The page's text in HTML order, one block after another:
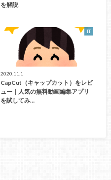
を解説
IT
2020.11.1
CapCut（キャップカット）をレビ
ュー｜人気の無料動画編集アプリ
を試してみ…